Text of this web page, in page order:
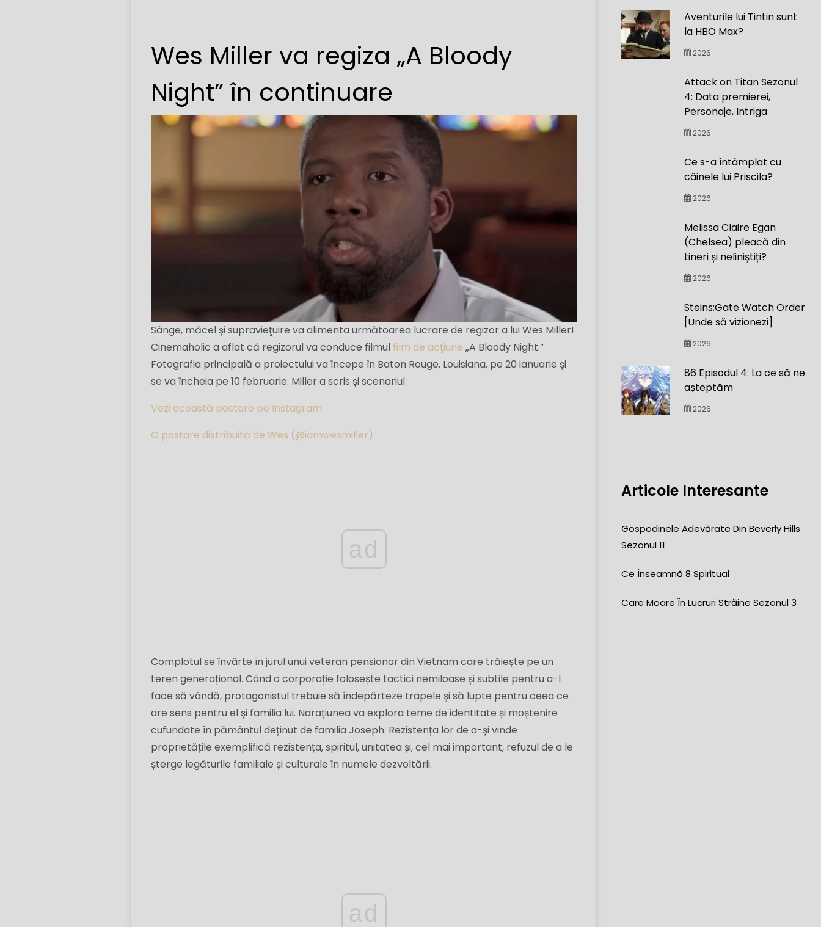
Wes Miller va regiza „A Bloody
Night” în continuare
Sânge, măcel și supravieţuire va alimenta următoarea lucrare de regizor a lui Wes Miller!
Cinemaholic a aflat că regizorul va conduce filmul film de acţiune „A Bloody Night.”
Fotografia principală a proiectului va începe în Baton Rouge, Louisiana, pe 20 ianuarie și
se va încheia pe 10 februarie. Miller a scris și scenariul.
Vezi această postare pe Instagram
O postare distribuită de Wes (@iamwesmiller)
ad
Complotul se învârte în jurul unui veteran pensionar din Vietnam care trăiește pe un
teren generațional. Când o corporație folosește tactici nemiloase și subtile pentru a-l
face să vândă, protagonistul trebuie să îndepărteze trapele și să lupte pentru ceea ce
are sens pentru el și familia lui. Narațiunea va explora teme de identitate și moștenire
cufundate în pământul deținut de familia Joseph. Rezistența lor de a-și vinde
proprietățile exemplifică rezistența, spiritul, unitatea și, cel mai important, refuzul de a le
șterge legăturile familiale și culturale în numele dezvoltării.
ad
Aventurile lui Tintin sunt
la HBO Max?
2026
Attack on Titan Sezonul
4: Data premierei,
Personaje, Intriga
2026
Ce s-a întâmplat cu
câinele lui Priscila?
2026
Melissa Claire Egan
(Chelsea) pleacă din
tineri și neliniștiți?
2026
Steins;Gate Watch Order
[Unde să vizionezi]
2026
86 Episodul 4: La ce să ne
așteptăm
2026
Articole Interesante
Gospodinele Adevărate Din Beverly Hills
Sezonul 11
Ce Înseamnă 8 Spiritual
Care Moare În Lucruri Străine Sezonul 3